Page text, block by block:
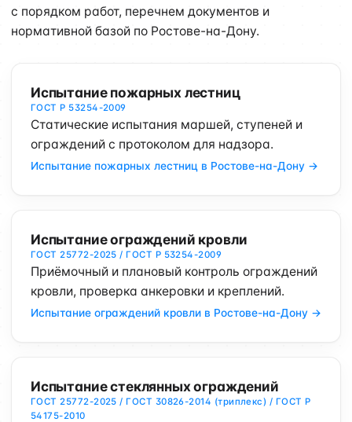
с порядком работ, перечнем документов и
нормативной базой по Ростове-на-Дону.
Испытание пожарных лестниц
ГОСТ Р 53254-2009
Статические испытания маршей, ступеней и
ограждений с протоколом для надзора.
Испытание пожарных лестниц в Ростове-на-Дону →
Испытание ограждений кровли
ГОСТ 25772-2025 / ГОСТ Р 53254-2009
Приёмочный и плановый контроль ограждений
кровли, проверка анкеровки и креплений.
Испытание ограждений кровли в Ростове-на-Дону →
Испытание стеклянных ограждений
ГОСТ 25772-2025 / ГОСТ 30826-2014 (триплекс) / ГОСТ Р
54175-2010